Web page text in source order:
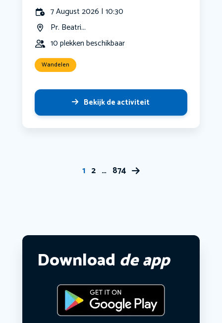
7 August 2026 | 10:30
Pr. Beatri...
10 plekken beschikbaar
Wandelen
Bekijk de activiteit
1 2 … 874
Download de app